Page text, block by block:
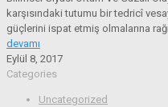
karşısındaki tutumu bir tedricî
güçlerini ispat etmiş olmalarına
devamı
Eylül 8, 2017
Categories
Uncategorized